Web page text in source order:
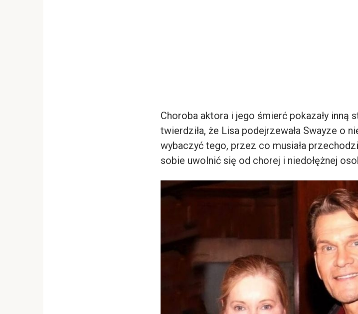
Choroba aktora i jego śmierć pokazały inną
twierdziła, że Lisa podejrzewała Swayze o
wybaczyć tego, przez co musiała
sobie uwolnić się od chorej i niedołężnej